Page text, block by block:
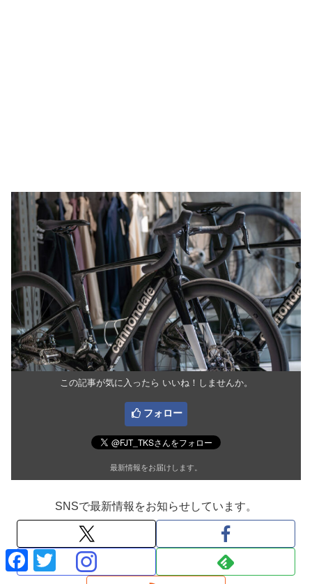
この記事が気に入ったら いいね！しませんか。
フォロー
最新情報をお届けします。
SNSで最新情報をお知らせしています。
F
c
i